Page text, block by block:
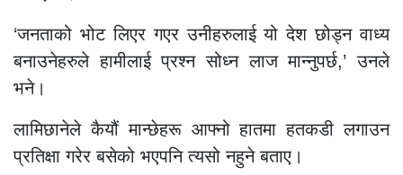
‘जनताको भोट लिएर गएर उनीहरुलाई यो देश छोड्न वाध्य
बनाउनेहरुले हामीलाई प्रश्न सोध्न लाज मान्नुपर्छ,’ उनले
भने।
लामिछानेले कैयौं मान्छेहरू आफ्नो हातमा हतकडी लगाउन
प्रतिक्षा गरेर बसेको भएपनि त्यसो नहुने बताए।